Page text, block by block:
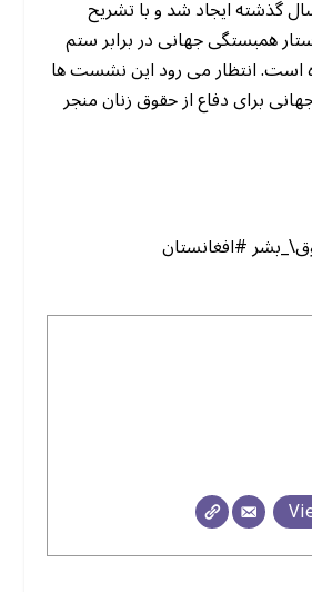
گذشته ایجاد شد و با تشریح
همبستگی جهانی در برابر ستم
انتظار می رود این نشست ها
برای دفاع از حقوق زنان منجر
#افغانستان